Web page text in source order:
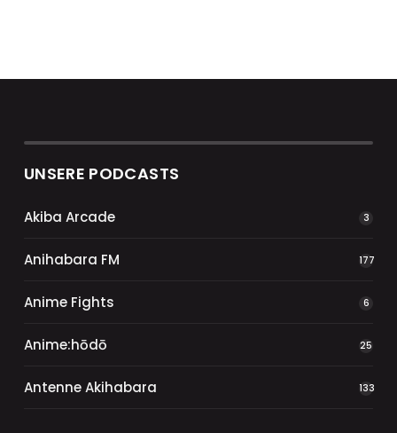
UNSERE PODCASTS
Akiba Arcade 3
Anihabara FM 177
Anime Fights 6
Anime:hōdō 25
Antenne Akihabara 133